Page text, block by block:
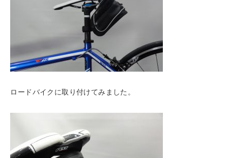
ロードバイクに取り付けてみました。